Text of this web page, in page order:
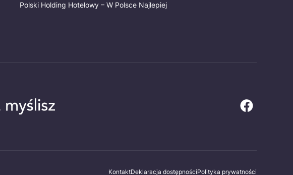
Polski Holding Hotelowy – W Polsce Najlepiej
KontaktDeklaracja dostępnościPolityka prywatności